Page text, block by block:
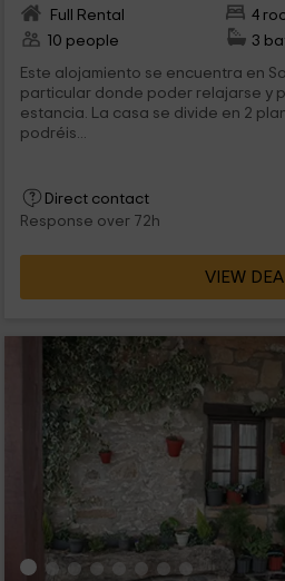
Full Rental
4
10 people
3
Este alojamiento se encuentra en
particular donde poder relajarse y
estancia. La casa se divide en 2
podréis...
Direct contact
Response over 72h
VIEW DEAL